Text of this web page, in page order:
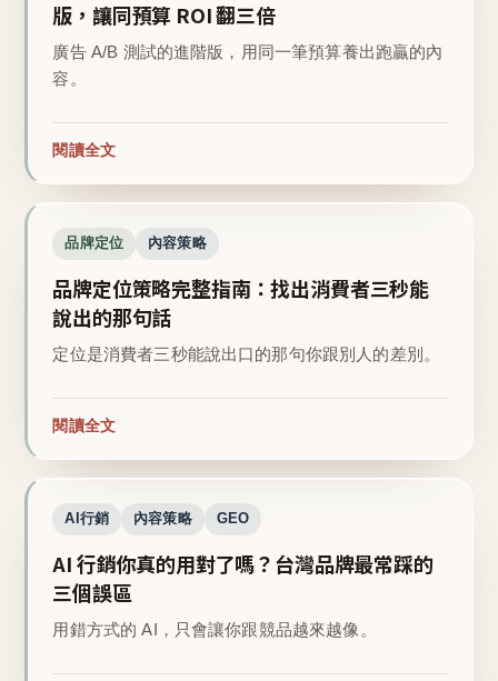
版，讓同預算 ROI 翻三倍
廣告 A/B 測試的進階版，用同一筆預算養出跑贏的內
容。
閱讀全文
品牌定位 內容策略
品牌定位策略完整指南：找出消費者三秒能
說出的那句話
定位是消費者三秒能說出口的那句你跟別人的差別。
閱讀全文
AI行銷 內容策略 GEO
AI 行銷你真的用對了嗎？台灣品牌最常踩的
三個誤區
用錯方式的 AI，只會讓你跟競品越來越像。